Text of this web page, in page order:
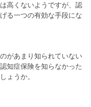
高くないようですが、認
る一つの有効な手段にな
があまり知られていない
知症保険を知らなかった
ょうか。